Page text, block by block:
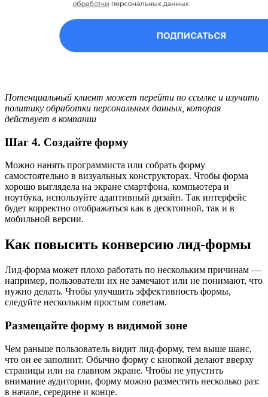
Потенциальный клиент может перейти по ссылке и изучить
политику обработки персональных данных, которая
действует в компании
Шаг 4. Создайте форму
Можно нанять программиста или собрать форму
самостоятельно в визуальных конструкторах. Чтобы форма
хорошо выглядела на экране смартфона, компьютера и
ноутбука, используйте адаптивный дизайн. Так интерфейс
будет корректно отображаться как в десктопной, так и в
мобильной версии.
Как повысить конверсию лид-формы
Лид-форма может плохо работать по нескольким причинам —
например, пользователи их не замечают или не понимают, что
нужно делать. Чтобы улучшить эффективность формы,
следуйте нескольким простым советам.
Размещайте форму в видимой зоне
Чем раньше пользователь видит лид-форму, тем выше шанс,
что он ее заполнит. Обычно форму с кнопкой делают вверху
страницы или на главном экране. Чтобы не упустить
внимание аудитории, форму можно разместить несколько раз:
в начале, середине и конце.